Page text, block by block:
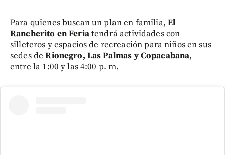
Para quienes buscan un plan en familia, El
Rancherito en Feriatendrá actividades con
silleteros y espacios de recreación para niños en sus
sedes deRionegro, Las Palmas y Copacabana,
entre la 1:00 y las 4:00 p. m.